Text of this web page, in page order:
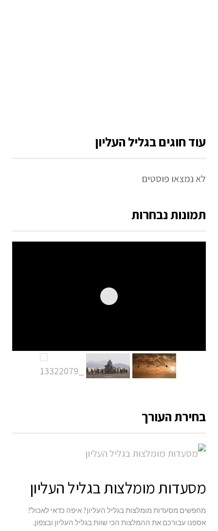
עוד חוגים בגליל העליון
לא נמצאו פוסטים
תמונות נבחרות
בחירת העורך
מסעדות מומלצות בגליל העליון
מחפשים מסעדות מומלצות בגליל העליון? איפה כדאי לאכול?
אספנו עבורכם את ההמלצות הכי שוות בגליל העליון ובצפון.